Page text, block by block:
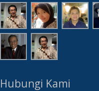
Hubungi Kami